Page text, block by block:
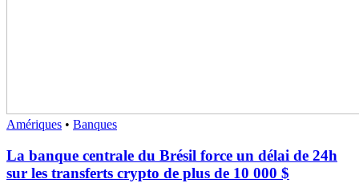
Amériques • Banques
La banque centrale du Brésil force un délai de 24h
sur les transferts crypto de plus de 10 000 $